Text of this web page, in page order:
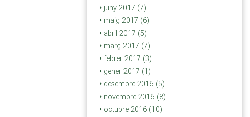
juny 2017 (7)
maig 2017 (6)
abril 2017 (5)
març 2017 (7)
febrer 2017 (3)
gener 2017 (1)
desembre 2016 (5)
novembre 2016 (8)
octubre 2016 (10)